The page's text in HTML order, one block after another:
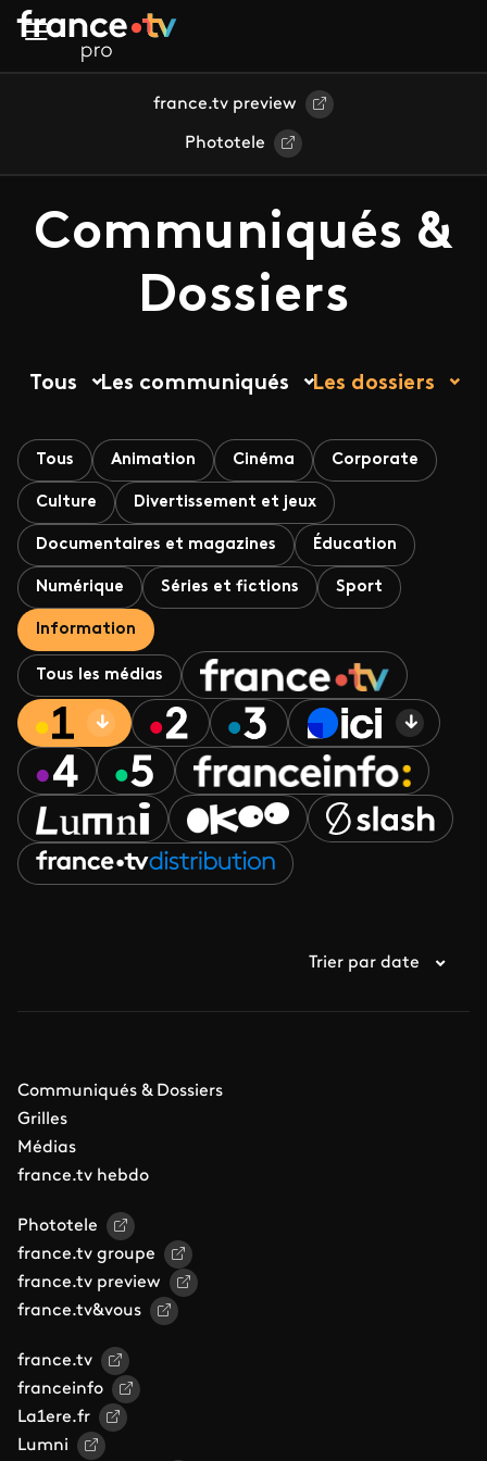
Aller au contenu principal
france.tv preview
Phototele
Communiqués &
Dossiers
Tous Les communiqués Les dossiers
Tous Animation Cinéma Corporate
Culture Divertissement et jeux
Documentaires et magazines Éducation
Numérique Séries et fictions Sport
Information
Tous les médias
Trier par date
Communiqués & Dossiers
Grilles
Médias
france.tv hebdo
Phototele
france.tv groupe
france.tv preview
france.tv&vous
france.tv
franceinfo
La1ere.fr
Lumni